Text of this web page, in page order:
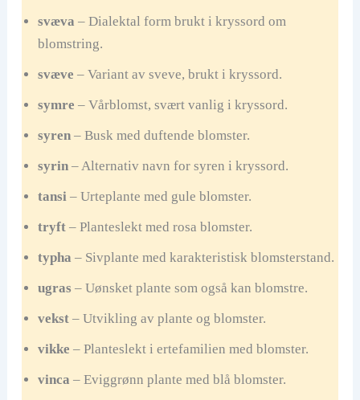
svæva – Dialektal form brukt i kryssord om
blomstring.
svæve – Variant av sveve, brukt i kryssord.
symre – Vårblomst, svært vanlig i kryssord.
syren– Busk med duftende blomster.
syrin– Alternativ navn for syren i kryssord.
tansi– Urteplante med gule blomster.
tryft– Planteslekt med rosa blomster.
typha – Sivplante med karakteristisk blomsterstand.
ugras – Uønsket plante som også kan blomstre.
vekst– Utvikling av plante og blomster.
vikke – Planteslekt i ertefamilien med blomster.
vinca – Eviggrønn plante med blå blomster.